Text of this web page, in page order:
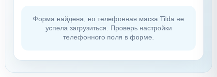
Форма найдена, но телефонная маска Tilda не
успела загрузиться. Проверь настройки
телефонного поля в форме.